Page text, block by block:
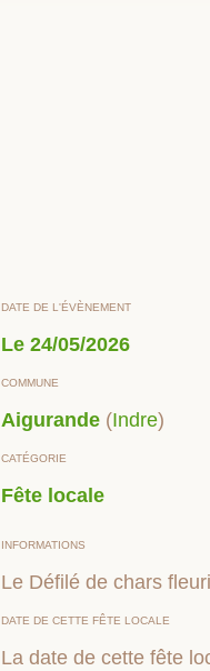
DATE DE L'ÉVÈNEMENT
Le 24/05/2026
COMMUNE
Aigurande (Indre)
CATÉGORIE
Fête locale
INFORMATIONS
Le Défilé de chars
DATE DE CETTE FÊTE LOCALE
La date de cette fête